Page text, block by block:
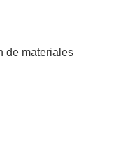
de materiales